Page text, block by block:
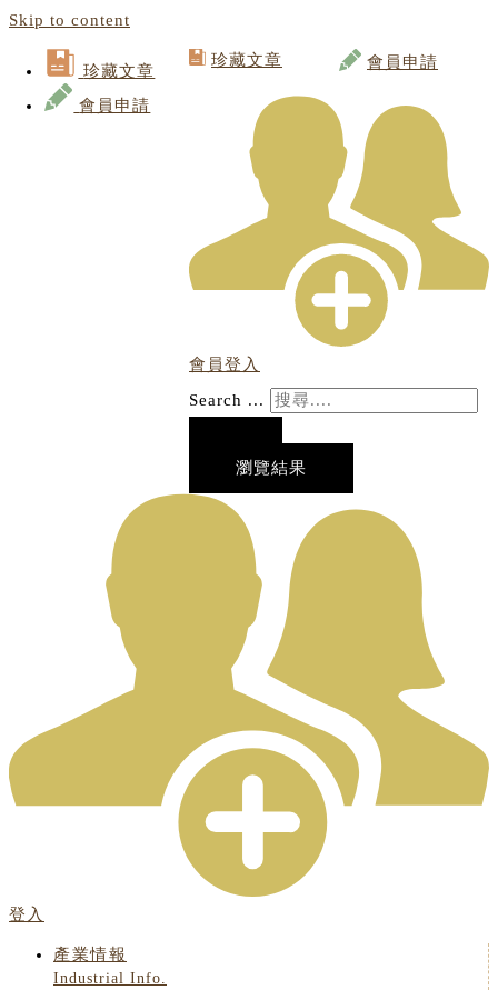
Skip to content
珍藏文章 會員申請
會員登入
Search ...
瀏覽結果
珍藏文章
會員申請
登入
產業情報
Industrial Info.